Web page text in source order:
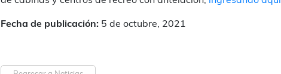
Fecha de publicación: 5 de octubre, 2021